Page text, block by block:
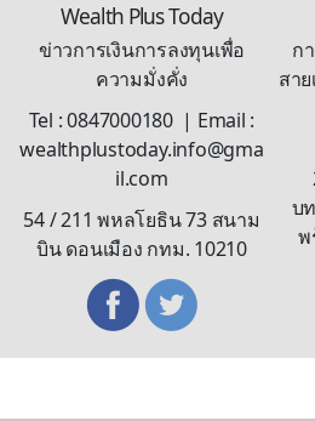
Wealth Plus Today
ข่าวการเงินการลงทุนเพื่อ
ความมั่งคั่ง
Tel : 0847000180 | Email :
wealthplustoday.info@gma
il.com
54 / 211 พหลโยธิน 73 สนาม
บิน ดอนเมือง กทม. 10210
ก
สา
บ
พ